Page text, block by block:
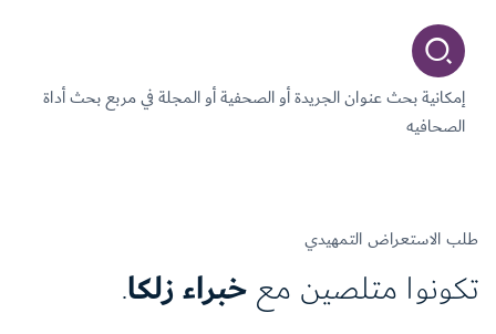
إمكانية بحث عنوان الجريدة أو الصحفية أو المجلة في مربع بحث أداة
الصحافیه
طلب الاستعراض التمهيدي
تكونوا متلصين معخبراء زلكا.